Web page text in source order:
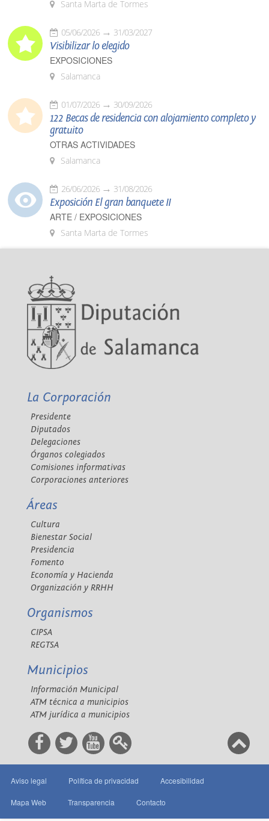
Santa Marta de Tormes
05/06/2026 31/03/2027
Visibilizar lo elegido
EXPOSICIONES
Salamanca
01/07/2026 30/09/2026
122 Becas de residencia con alojamiento completo y
gratuito
OTRAS ACTIVIDADES
Salamanca
26/06/2026 31/08/2026
Exposición El gran banquete II
ARTE / EXPOSICIONES
Santa Marta de Tormes
La Corporación
Presidente
Diputados
Delegaciones
Órganos colegiados
Comisiones informativas
Corporaciones anteriores
Áreas
Cultura
Bienestar Social
Presidencia
Fomento
Economía y Hacienda
Organización y RRHH
Organismos
CIPSA
REGTSA
Municipios
Información Municipal
ATM técnica a municipios
ATM jurídica a municipios
Aviso legal Política de privacidad Accesibilidad
Mapa Web Transparencia Contacto